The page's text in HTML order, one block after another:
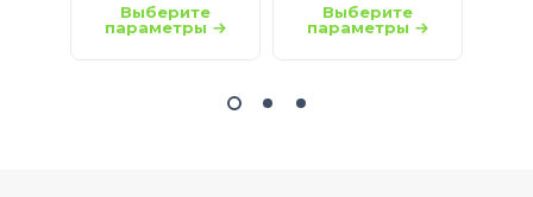
Выберите
параметры
Выберите
параметры